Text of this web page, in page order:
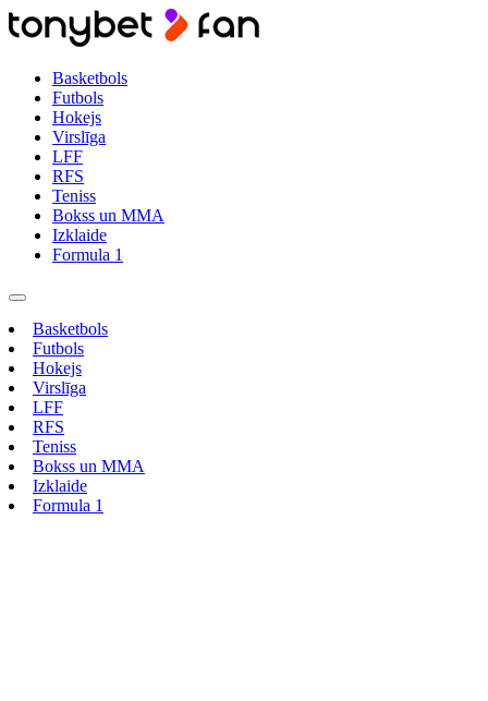
Basketbols
Futbols
Hokejs
Virslīga
LFF
RFS
Teniss
Bokss un MMA
Izklaide
Formula 1
Basketbols
Futbols
Hokejs
Virslīga
LFF
RFS
Teniss
Bokss un MMA
Izklaide
Formula 1